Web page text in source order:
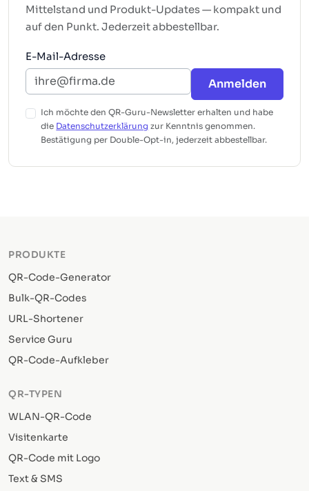
Mittelstand und Produkt-Updates — kompakt und
auf den Punkt. Jederzeit abbestellbar.
E-Mail-Adresse
Anmelden
Ich möchte den QR-Guru-Newsletter erhalten und habe
die Datenschutzerklärung zur Kenntnis genommen.
Bestätigung per Double-Opt-in, jederzeit abbestellbar.
PRODUKTE
QR-Code-Generator
Bulk-QR-Codes
URL-Shortener
Service Guru
QR-Code-Aufkleber
QR-TYPEN
WLAN-QR-Code
Visitenkarte
QR-Code mit Logo
Text & SMS